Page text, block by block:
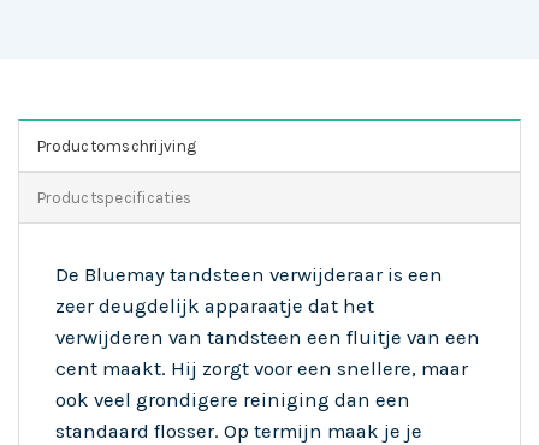
Productomschrijving
Productspecificaties
De Bluemay tandsteen verwijderaar is een
zeer deugdelijk apparaatje dat het
verwijderen van tandsteen een fluitje van een
cent maakt. Hij zorgt voor een snellere, maar
ook veel grondigere reiniging dan een
standaard flosser. Op termijn maak je je